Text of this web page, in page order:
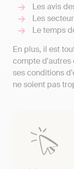
Les avis
Les
Le temps
En plus, il est
compte d'autres
ses conditions
ne soient pas